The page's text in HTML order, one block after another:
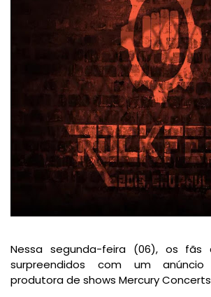
Nessa segunda-feira (06), os
surpreendidos com um
produtora de shows Mercury